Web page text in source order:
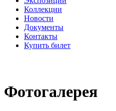
Коллекции
Новости
Документы
Контакты
Купить билет
Фотогалерея